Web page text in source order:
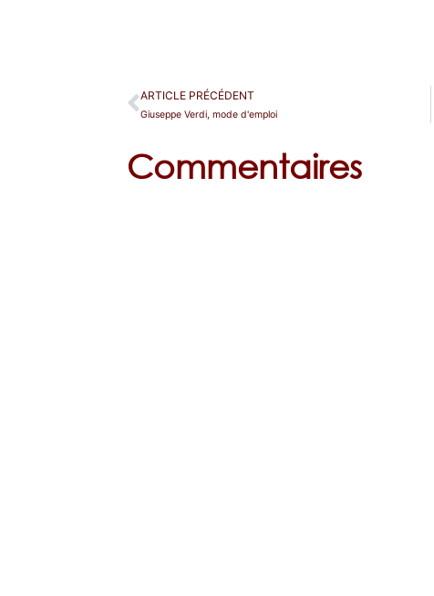
ARTICLE PRÉCÉDENT
Giuseppe Verdi, mode d'emploi
Commentaires